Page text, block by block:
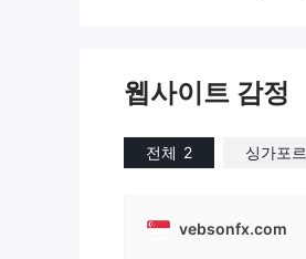
웹사이트 감정
전체 2 싱가포르
vebsonfx.com